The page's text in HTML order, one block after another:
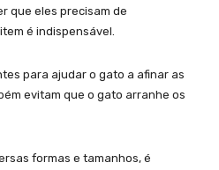
que eles precisam de
é indispensável.
para ajudar o gato a afinar as
evitam que o gato arranhe os
formas e tamanhos, é